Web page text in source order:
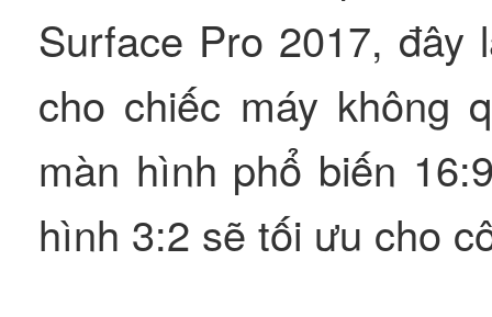
Surface Pro 2017,
cho chiếc máy không
màn hình phổ biến
hình 3:2 sẽ tối ưu cho